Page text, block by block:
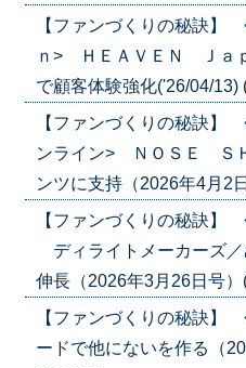
【ファンづくりの秘訣
ｎ> ＨＥＡＶＥＮ Ｊａ
で顧客体験強化('26/04/13)
【ファンづくりの秘訣
ンライン> ＮＯＳＥ Ｓ
ンツに支持（2026年4月2
【ファンづくりの秘訣】
ディライトメーカーズ／
伸長（2026年3月26日号
【ファンづくりの秘訣
ードで他にないを作る（